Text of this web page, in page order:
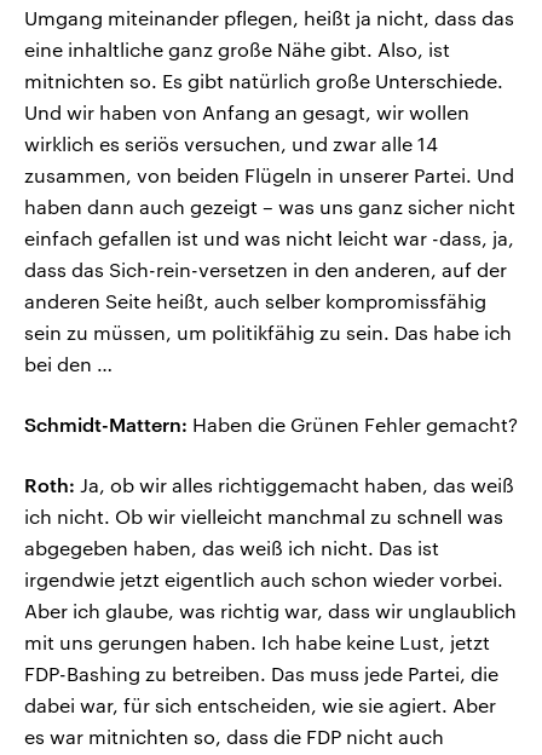
Umgang miteinander pflegen, heißt ja nicht, dass das
eine inhaltliche ganz große Nähe gibt. Also, ist
mitnichten so. Es gibt natürlich große Unterschiede.
Und wir haben von Anfang an gesagt, wir wollen
wirklich es seriös versuchen, und zwar alle 14
zusammen, von beiden Flügeln in unserer Partei. Und
haben dann auch gezeigt – was uns ganz sicher nicht
einfach gefallen ist und was nicht leicht war -dass, ja,
dass das Sich-rein-versetzen in den anderen, auf der
anderen Seite heißt, auch selber kompromissfähig
sein zu müssen, um politikfähig zu sein. Das habe ich
bei den …
Schmidt-Mattern: Haben die Grünen Fehler gemacht?
Roth: Ja, ob wir alles richtiggemacht haben, das weiß
ich nicht. Ob wir vielleicht manchmal zu schnell was
abgegeben haben, das weiß ich nicht. Das ist
irgendwie jetzt eigentlich auch schon wieder vorbei.
Aber ich glaube, was richtig war, dass wir unglaublich
mit uns gerungen haben. Ich habe keine Lust, jetzt
FDP-Bashing zu betreiben. Das muss jede Partei, die
dabei war, für sich entscheiden, wie sie agiert. Aber
es war mitnichten so, dass die FDP nicht auch